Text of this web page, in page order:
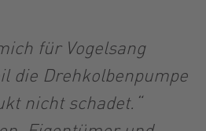
für Vogelsang
die Drehkolbenpumpe
nicht schadet.“